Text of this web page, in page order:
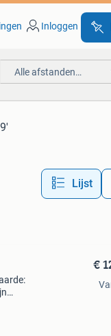
Inloggen
Alle afstanden…
Lijst
€